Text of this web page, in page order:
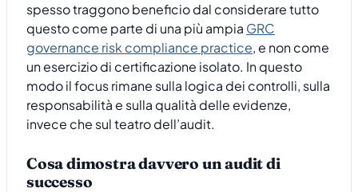
spesso traggono beneficio dal considerare tutto
questo come parte di una più ampia GRC
governance risk compliance practice, e non come
un esercizio di certificazione isolato. In questo
modo il focus rimane sulla logica dei controlli, sulla
responsabilità e sulla qualità delle evidenze,
invece che sul teatro dell’audit.
Cosa dimostra davvero un audit di
successo